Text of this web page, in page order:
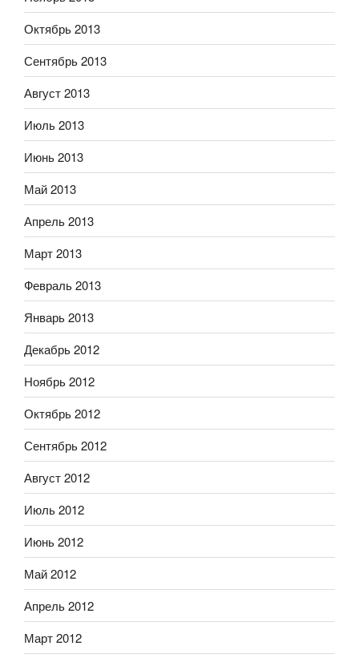
Октябрь 2013
Сентябрь 2013
Август 2013
Июль 2013
Июнь 2013
Май 2013
Апрель 2013
Март 2013
Февраль 2013
Январь 2013
Декабрь 2012
Ноябрь 2012
Октябрь 2012
Сентябрь 2012
Август 2012
Июль 2012
Июнь 2012
Май 2012
Апрель 2012
Март 2012